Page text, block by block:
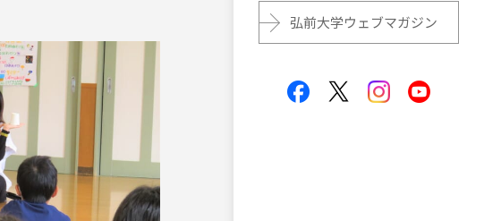
弘前大学ウェブマガジン